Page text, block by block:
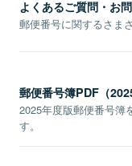
よくあるご質問・お
郵便番号に関するさま
郵便番号簿PDF（
2025年度版郵便番号簿
す。